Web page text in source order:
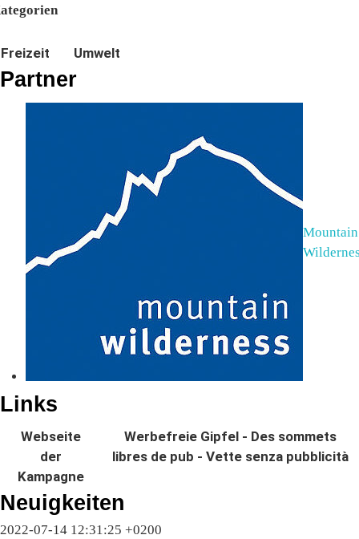
Freizeit Umwelt
Partner
Mountain
Links
Webseite
der
Kampagne
Werbefreie Gipfel - Des sommets
libres de pub - Vette senza pubblicità
Neuigkeiten
2022-07-14 12:31:25 +0200